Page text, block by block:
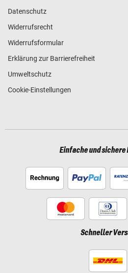
Datenschutz
Widerrufsrecht
Widerrufsformular
Erklärung zur Barrierefreiheit
Umweltschutz
Cookie-Einstellungen
Einfache und sichere
Schneller